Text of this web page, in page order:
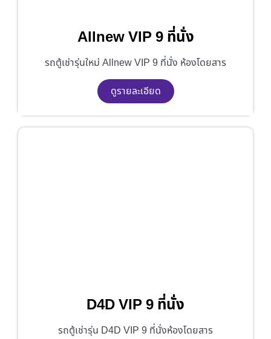
Allnew VIP 9 ที่นั่ง
รถตู้เช่ารุ่นใหม่ Allnew VIP 9 ที่นั่ง ห้องโดยสาร
ดูรายละเอียด
D4D VIP 9 ที่นั่ง
รถตู้เช่ารุ่น D4D VIP 9 ที่นั่งห้องโดยสาร